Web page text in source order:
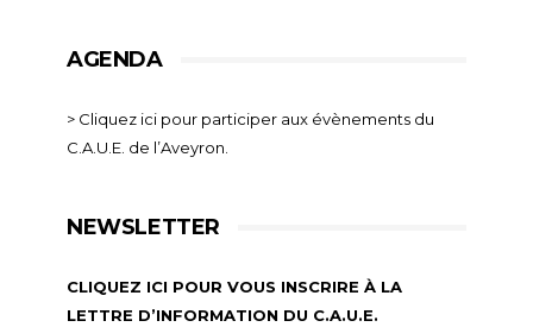
AGENDA
> Cliquez ici pour participer aux évènements du
C.A.U.E. de l’Aveyron.
NEWSLETTER
CLIQUEZ ICI POUR VOUS INSCRIRE À LA
LETTRE D’INFORMATION DU C.A.U.E.